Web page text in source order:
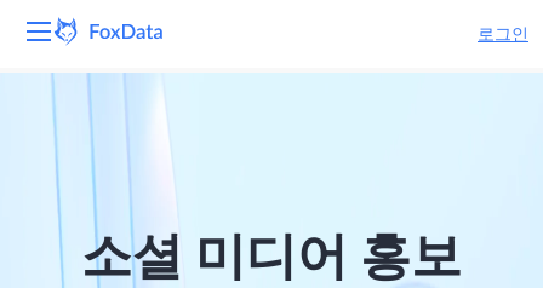
로그인
솔루션 소셜 미디어 홍보